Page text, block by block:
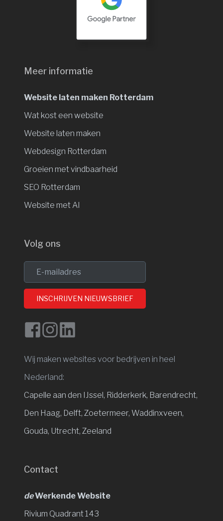
Meer informatie
Website laten maken Rotterdam
Wat kost een website
Website laten maken
Webdesign Rotterdam
Groeien met vindbaarheid
SEO Rotterdam
Website met AI
Volg ons
INSCHRIJVEN NIEUWSBRIEF
Wij maken websites voor bedrijven in heel
Nederland:
Capelle aan den IJssel, Ridderkerk, Barendrecht,
Den Haag, Delft, Zoetermeer, Waddinxveen,
Gouda, Utrecht, Zeeland
Contact
deWerkende Website
Rivium Quadrant 143